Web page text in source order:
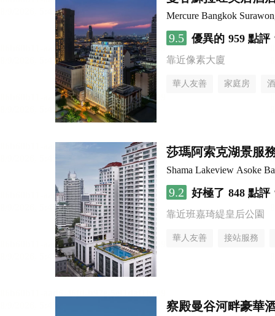
Mercure Bangkok
9.5 優異的 959 點評
靠近像素大廈
華人友善 家庭房
莎瑪阿索克湖景服
Shama Lakeview Asoke
9.2 好極了 848 點評
靠近班嘉琦緹皇后公園
華人友善 接站服務
察殿曼谷河畔豪華